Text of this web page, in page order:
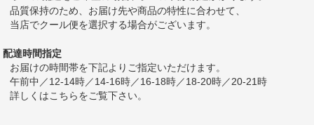
品質保持のため、お届け先や商品の特性に合わせて、
当店でクール便を選択する場合がございます。
配達時間指定
お届けの時間帯を下記よりご指定いただけます。
午前中／12-14時／14-16時／16-18時／18-20時／20-21時
詳しくはこちらをご覧下さい。